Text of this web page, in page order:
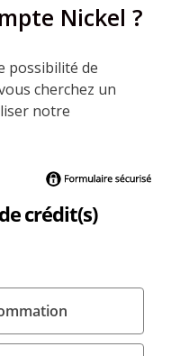
Nickel ?
possibilité de
cherchez un
notre